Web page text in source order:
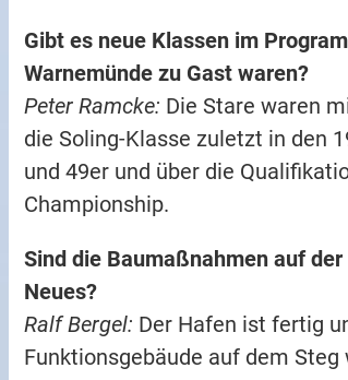
Gibt es neue Klassen im
Warnemünde zu Gast waren?
Peter Ramcke: Die Stare waren
die Soling-Klasse zuletzt in den
und 49er und über die
Championship.
Sind die Baumaßnahmen auf
Neues?
Ralf Bergel: Der Hafen ist fertig
Funktionsgebäude auf dem